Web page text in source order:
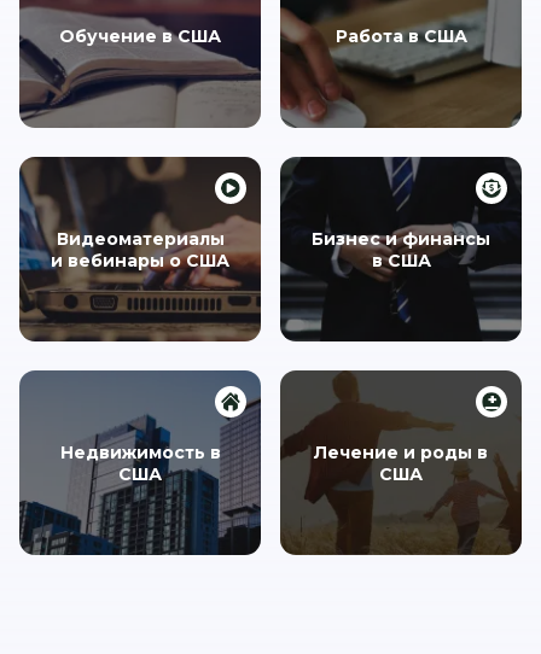
Обучение в США Работа в США
Видеоматериалы
и вебинары о США
Бизнес и финансы
в США
Недвижимость в
США
Лечение и роды в
США